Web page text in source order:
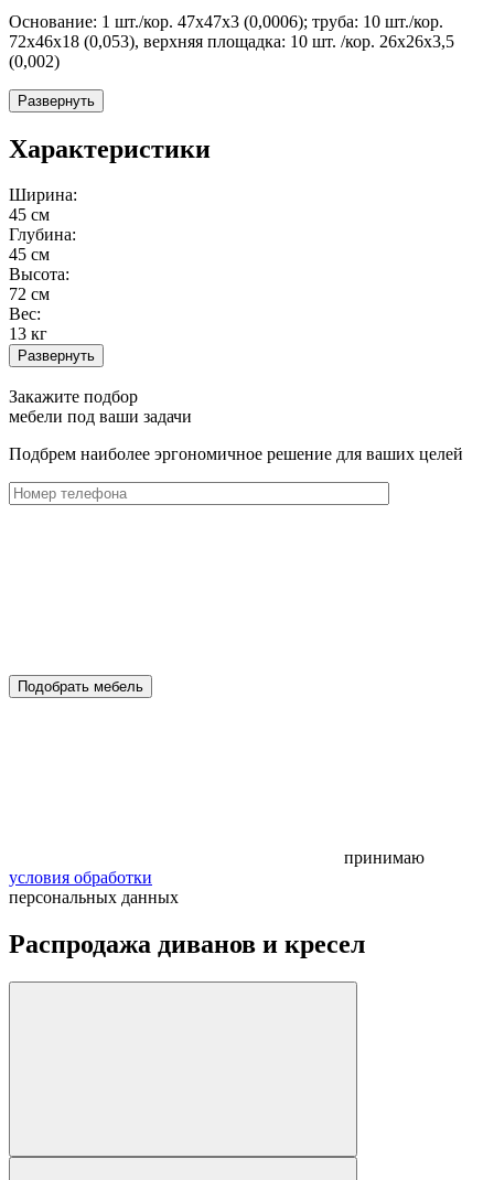
Основание: 1 шт./кор. 47х47х3 (0,0006); труба: 10 шт./кор.
72х46х18 (0,053), верхняя площадка: 10 шт. /кор. 26х26х3,5
(0,002)
Развернуть
Характеристики
Ширина:
45 см
Глубина:
45 см
Высота:
72 см
Вес:
13 кг
Развернуть
Закажите подбор
мебели под ваши задачи
Подбрем наиболее эргономичное решение для ваших целей
Подобрать мебель
принимаю
условия обработки
персональных данных
Распродажа диванов и кресел